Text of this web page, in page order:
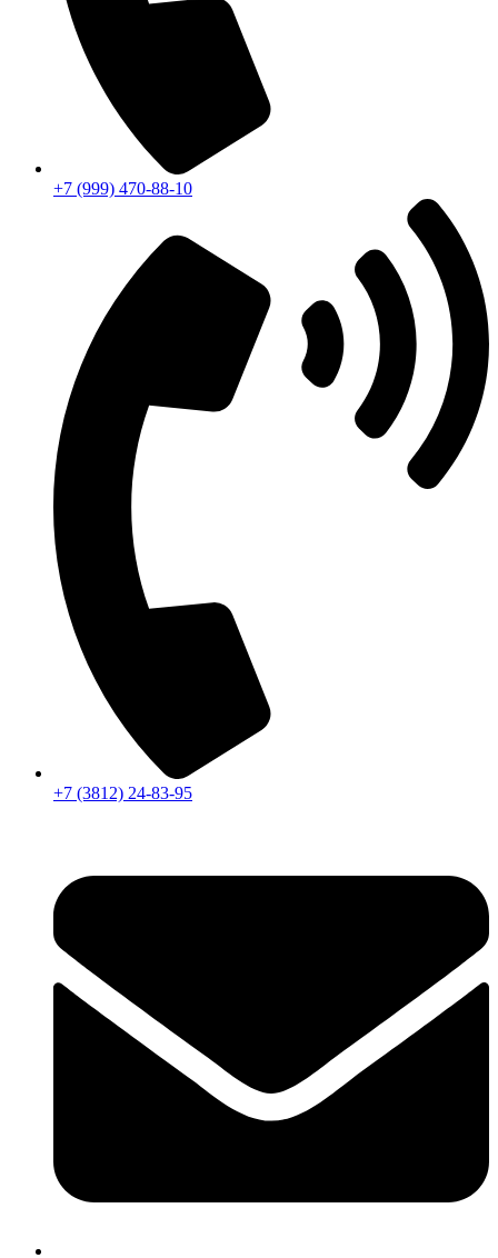
+7 (999) 470-88-10
+7 (3812) 24-83-95